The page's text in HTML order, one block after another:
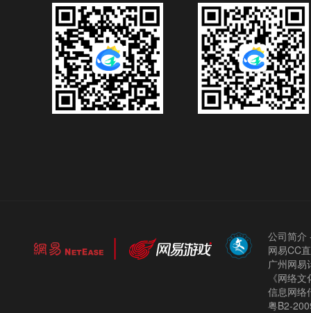
公司简介
网易CC
广州网
《网络
信息网络
粤B2-